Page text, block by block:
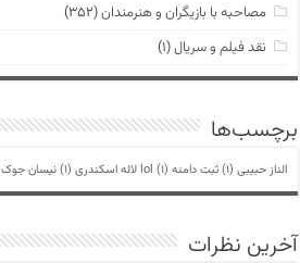
مصاحبه با بازیگران و هنرمندان(۳۵۲)
نقد فیلم و سریال(۱)
برچسب‌ها
الناز حبیبی (1) ثبت دامنه lol (1) لاله اسکندری (1) نیسان جوک
آخرین نظرات